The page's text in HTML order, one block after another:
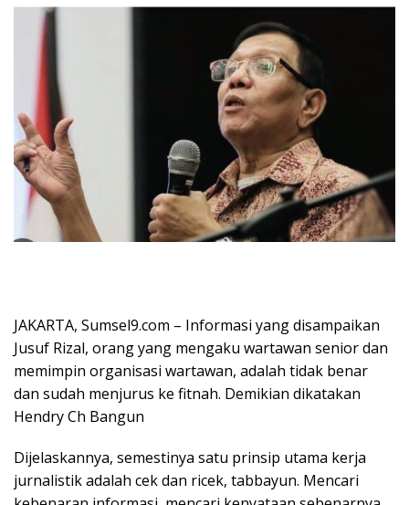
JAKARTA, Sumsel9.com – Informasi yang disampaikan
Jusuf Rizal, orang yang mengaku wartawan senior dan
memimpin organisasi wartawan, adalah tidak benar
dan sudah menjurus ke fitnah. Demikian dikatakan
Hendry Ch Bangun
Dijelaskannya, semestinya satu prinsip utama kerja
jurnalistik adalah cek dan ricek, tabbayun. Mencari